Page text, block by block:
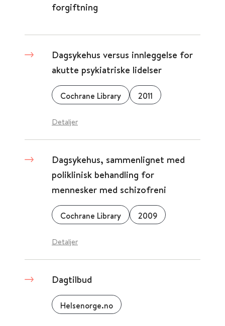
forgiftning
Dagsykehus versus innleggelse for
akutte psykiatriske lidelser
Cochrane Library 2011
Detaljer
Dagsykehus, sammenlignet med
poliklinisk behandling for
mennesker med schizofreni
Cochrane Library 2009
Detaljer
Dagtilbud
Helsenorge.no